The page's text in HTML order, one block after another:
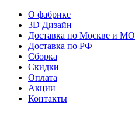
О фабрике
3D Дизайн
Доставка по Москве и МО
Доставка по РФ
Сборка
Скидки
Оплата
Акции
Контакты